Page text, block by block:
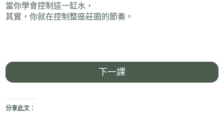
當你學會控制這一缸水，
其實，你就在控制整座莊園的節奏。
下一課
分享此文：